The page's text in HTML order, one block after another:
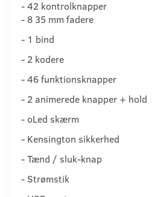
- 42 kontrolknapper
- 8 35 mm fadere
- 1 bind
- 2 kodere
- 46 funktionsknapper
- 2 animerede knapper + hold
- oLed skærm
- Kensington sikkerhed
- Tænd / sluk-knap
- Strømstik